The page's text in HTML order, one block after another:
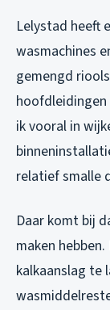
Lelystad heeft
wasmachines
gemengd
hoofdleidingen
ik vooral in
relatief smalle
Daar komt bij
maken
kalkaanslag te